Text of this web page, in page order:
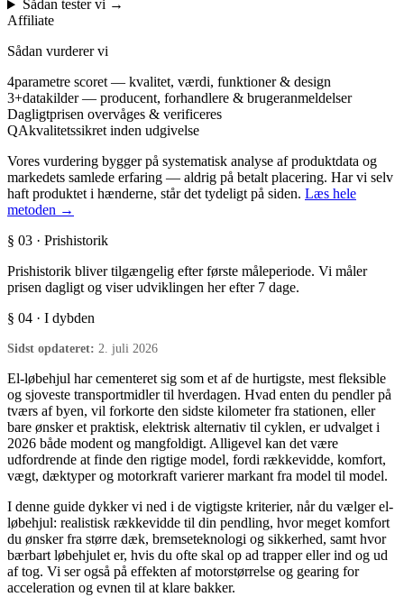
Sådan tester vi →
Affiliate
Sådan vurderer vi
4parametre scoret — kvalitet, værdi, funktioner & design
3+datakilder — producent, forhandlere & brugeranmeldelser
Dagligtprisen overvåges & verificeres
QAkvalitetssikret inden udgivelse
Vores vurdering bygger på systematisk analyse af produktdata og
markedets samlede erfaring — aldrig på betalt placering. Har vi selv
haft produktet i hænderne, står det tydeligt på siden. Læs hele
metoden →
§ 03 · Prishistorik
Prishistorik bliver tilgængelig efter første måleperiode. Vi måler
prisen dagligt og viser udviklingen her efter 7 dage.
§ 04 · I dybden
Sidst opdateret: 2. juli 2026
El-løbehjul har cementeret sig som et af de hurtigste, mest fleksible
og sjoveste transportmidler til hverdagen. Hvad enten du pendler på
tværs af byen, vil forkorte den sidste kilometer fra stationen, eller
bare ønsker et praktisk, elektrisk alternativ til cyklen, er udvalget i
2026 både modent og mangfoldigt. Alligevel kan det være
udfordrende at finde den rigtige model, fordi rækkevidde, komfort,
vægt, dæktyper og motorkraft varierer markant fra model til model.
I denne guide dykker vi ned i de vigtigste kriterier, når du vælger el-
løbehjul: realistisk rækkevidde til din pendling, hvor meget komfort
du ønsker fra større dæk, bremseteknologi og sikkerhed, samt hvor
bærbart løbehjulet er, hvis du ofte skal op ad trapper eller ind og ud
af tog. Vi ser også på effekten af motorstørrelse og gearing for
acceleration og evnen til at klare bakker.